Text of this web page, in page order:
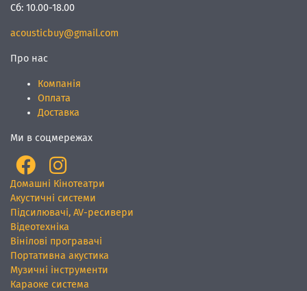
Сб: 10.00-18.00
acousticbuy@gmail.com
Про нас
Компанія
Оплата
Доставка
Ми в соцмережах
Домашні Кінотеатри
Акустичні системи
Підсилювачі, AV-ресивери
Відеотехніка
Вінілові програвачі
Портативна акустика
Музичні інструменти
Караоке система